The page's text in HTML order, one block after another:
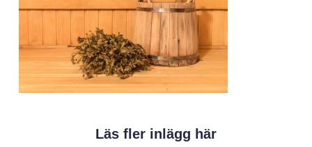
Läs fler inlägg här